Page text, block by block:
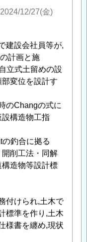
2024/12/27(金)
建設会社員等が,
計画と施
立式土留めの設
変位を設計す
のChangの式に
構造物工指
釣合に拠る
開削工法・同解
造物等設計標
付けられ,土木で
標準を作り,土木
様書を纏め,現状